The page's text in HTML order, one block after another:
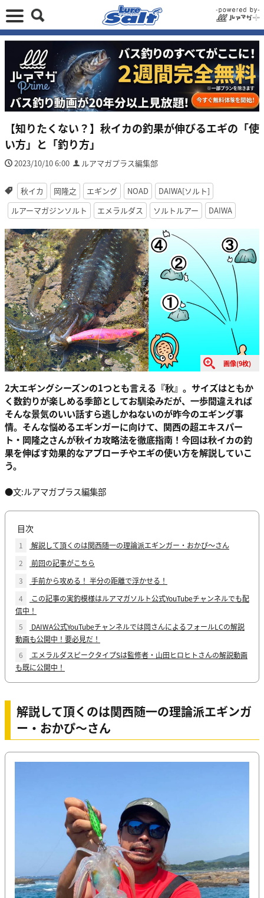
【知りたくない？】秋イカの釣果が伸びるエギの「使
い方」と「釣り方」
2023/10/10 6:00 ルアマガプラス編集部
秋イカ 岡隆之 エギング NOAD
DAIWA[ソルト]
ルアーマガジンソルト
エメラルダス ソルトルアー DAIWA
画像(9枚)
2大エギングシーズンの1つとも言える『秋』。サイズはともか
く数釣りが楽しめる季節としてお馴染みだが、一歩間違えれば
そんな景気のいい話すら逃しかねないのが昨今のエギング事
情。そんな悩めるエギンガーに向けて、関西の超エキスパー
ト・岡隆之さんが秋イカ攻略法を徹底指南！今回は秋イカの釣
果を伸ばす効果的なアプローチやエギの使い方を解説していこ
う。
●文:ルアマガプラス編集部
目次
1
解説して頂くのは関西随一の理論派エギンガー・おかぴ～さん
2
前回の記事がこちら
3
手前から攻める！ 半分の距離で浮かせる！
4
この記事の実釣模様はルアマガソルト公式YouTubeチャンネルでも配
信中！
5
DAIWA公式YouTubeチャンネルでは岡さんによるフォールLCの解説
動画も公開中！要必見だ！
6
エメラルダスピークタイプSは監修者・山田ヒロヒトさんの解説動画
も既に公開中！
解説して頂くのは関西随一の理論派エギンガ
ー・おかぴ～さん